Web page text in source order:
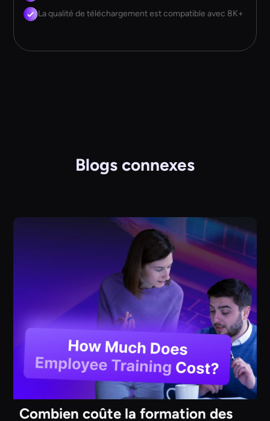
La qualité de téléchargement est compatible avec 8K+
Blogs connexes
Combien coûte la formation des